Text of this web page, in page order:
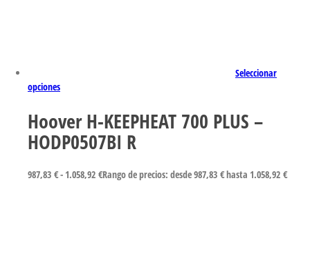
Seleccionar
opciones
Hoover H-KEEPHEAT 700 PLUS –
HODP0507BI R
987,83 €- 1.058,92 €Rango de precios: desde 987,83 € hasta 1.058,92 €